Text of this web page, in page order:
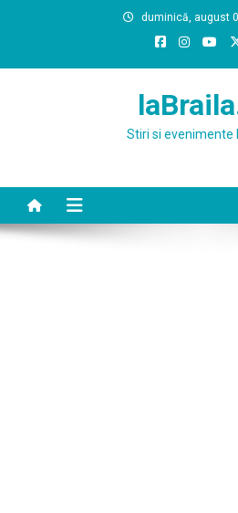
duminică, august
Stiri si evenimente